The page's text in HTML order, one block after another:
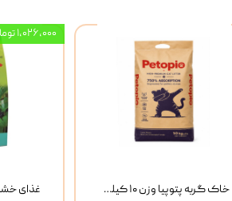
۱,۰۲۶,۰۰۰ تومان
خاک گربه پتوپیا وزن ۱۰ کیلوگرم